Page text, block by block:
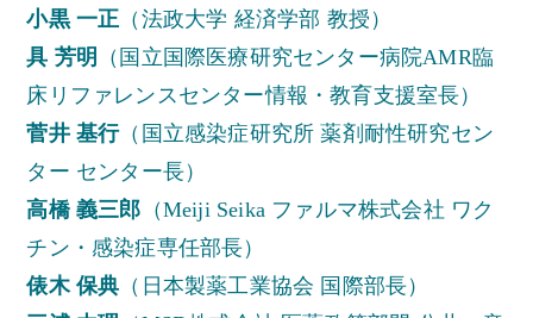
小黒 一正 （法政大学 経済学部 教授）
具 芳明
（国立国際医療研究センター病院AMR臨
床リファレンスセンター情報・教育支援室長）
菅井 基行（国立感染症研究所 薬剤耐性研究セン
ター センター長）
高橋 義三郎 （Meiji Seika ファルマ株式会社 ワク
チン・感染症専任部長）
俵木 保典 （日本製薬工業協会 国際部長）